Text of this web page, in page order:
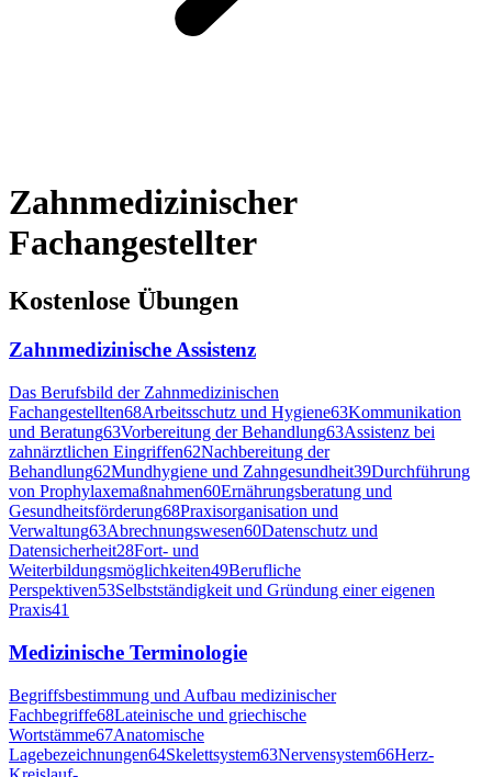
Zahnmedizinischer
Fachangestellter
Kostenlose Übungen
Zahnmedizinische Assistenz
Das Berufsbild der Zahnmedizinischen
Fachangestellten68Arbeitsschutz und Hygiene63Kommunikation
und Beratung63Vorbereitung der Behandlung63Assistenz bei
zahnärztlichen Eingriffen62Nachbereitung der
Behandlung62Mundhygiene und Zahngesundheit39Durchführung
von Prophylaxemaßnahmen60Ernährungsberatung und
Gesundheitsförderung68Praxisorganisation und
Verwaltung63Abrechnungswesen60Datenschutz und
Datensicherheit28Fort- und
Weiterbildungsmöglichkeiten49Berufliche
Perspektiven53Selbstständigkeit und Gründung einer eigenen
Praxis41
Medizinische Terminologie
Begriffsbestimmung und Aufbau medizinischer
Fachbegriffe68Lateinische und griechische
Wortstämme67Anatomische
Lagebezeichnungen64Skelettsystem63Nervensystem66Herz-